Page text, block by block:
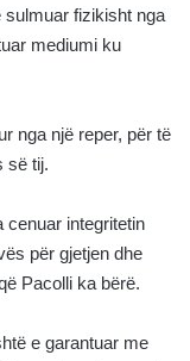
fizikisht nga
mediumi ku
nga një reper, për të
së tij.
cenuar integritetin
për gjetjen dhe
Pacolli ka bërë.
e garantuar me